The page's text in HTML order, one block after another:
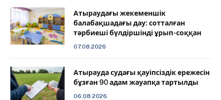
Атыраудағы жекеменшік
балабақшадағы дау: сотталған
тәрбиеші бүлдіршінді ұрып-соққан
07.08.2026
Атырауда судағы қауіпсіздік ережесін
бұзған 90 адам жауапқа тартылды
06.08.2026